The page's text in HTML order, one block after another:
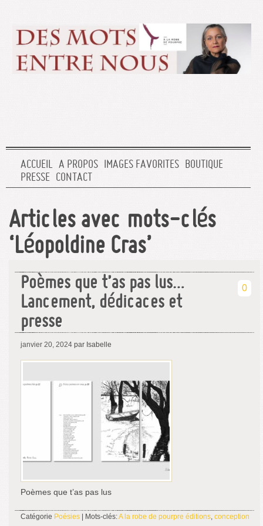
ACCUEIL A PROPOS IMAGES FAVORITES BOUTIQUE
PRESSE CONTACT
Articles avec mots-clés
‘Léopoldine Cras’
Poèmes que t’as pas lus…
Lancement, dédicaces et
presse
0
janvier 20, 2024 par Isabelle
Poèmes que t’as pas lus
Catégorie Poésies | Mots-clés:A la robe de pourpre éditions, conception